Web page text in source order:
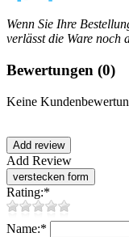
Wenn Sie Ihre
verlässt die Ware noch
Bewertungen (0)
Keine
Add Review
Rating:*
Name:*